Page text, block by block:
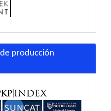
producción